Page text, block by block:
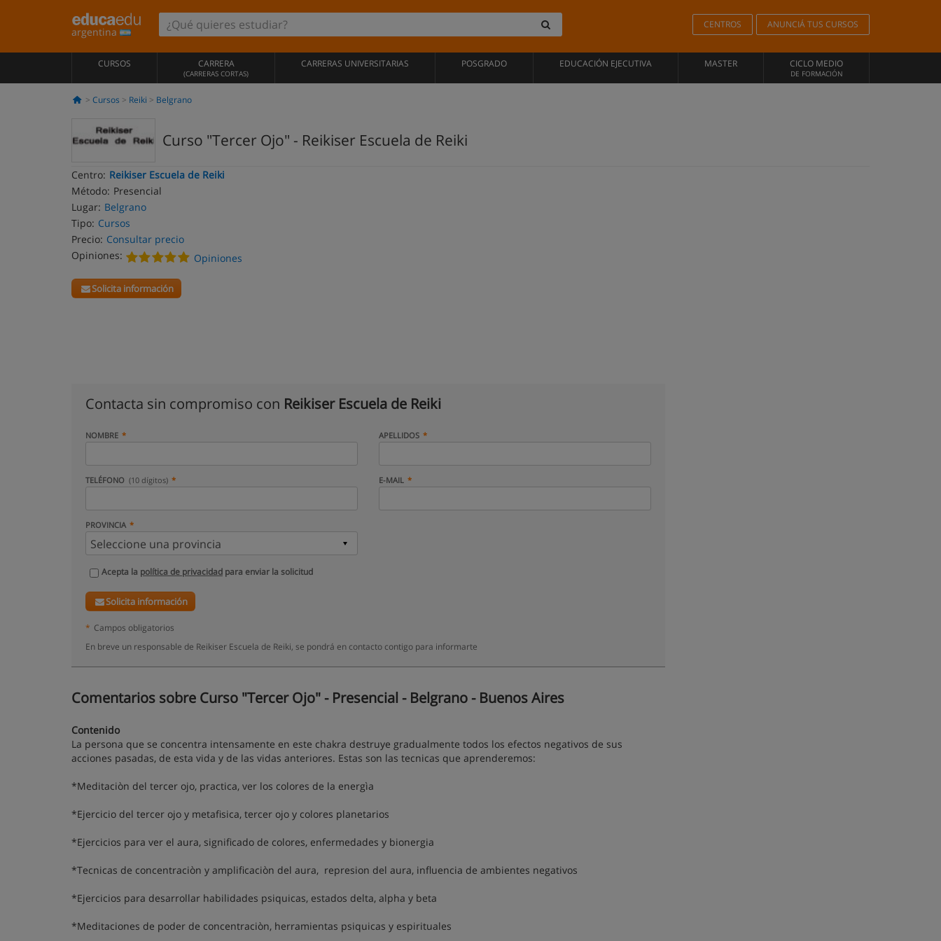
argentina
CENTROS ANUNCIÁ TUS CURSOS
CURSOS CARRERA
(CARRERAS CORTAS)
CARRERAS UNIVERSITARIAS POSGRADO EDUCACIÓN EJECUTIVA MASTER CICLO MEDIO
DE FORMACIÓN
Cursos Reiki Belgrano
Curso "Tercer Ojo" - Reikiser Escuela de Reiki
Centro: Reikiser Escuela de Reiki
Método: Presencial
Lugar: Belgrano
Tipo: Cursos
Precio: Consultar precio
Opiniones:
Opiniones
Solicita información
Contacta sin compromiso con Reikiser Escuela de Reiki
NOMBRE APELLIDOS
TELÉFONO (10 dígitos) E-MAIL
PROVINCIA
Acepta la política de privacidad para enviar la solicitud
Solicita información
* Campos obligatorios
En breve un responsable de Reikiser Escuela de Reiki, se pondrá en contacto contigo para informarte
Comentarios sobre Curso "Tercer Ojo" - Presencial - Belgrano - Buenos Aires
Contenido
La persona que se concentra intensamente en este chakra destruye gradualmente todos los efectos negativos de sus
acciones pasadas, de esta vida y de las vidas anteriores. Estas son las tecnicas que aprenderemos:
*Meditaciòn del tercer ojo, practica, ver los colores de la energìa
*Ejercicio del tercer ojo y metafisica, tercer ojo y colores planetarios
*Ejercicios para ver el aura, significado de colores, enfermedades y bionergia
*Tecnicas de concentraciòn y amplificaciòn del aura, represion del aura, influencia de ambientes negativos
*Ejercicios para desarrollar habilidades psiquicas, estados delta, alpha y beta
*Meditaciones de poder de concentraciòn, herramientas psiquicas y espirituales